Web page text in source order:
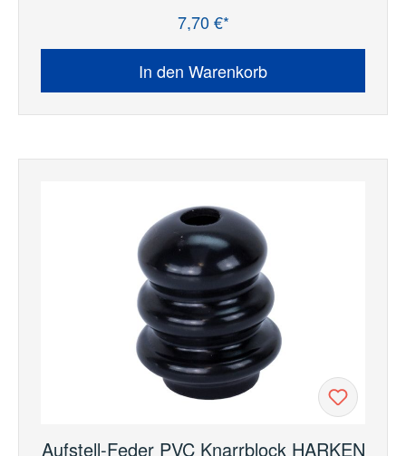
7,70 €*
In den Warenkorb
Aufstell-Feder PVC Knarrblock HARKEN